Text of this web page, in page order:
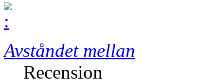
Avståndet mellan
Recension